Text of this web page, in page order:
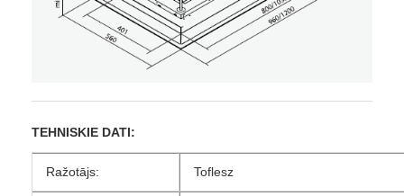
TEHNISKIE DATI:
Ražotājs: Toflesz